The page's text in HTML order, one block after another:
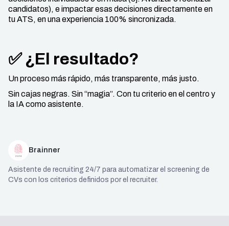
candidatos), e impactar esas decisiones directamente en
tu ATS, en una experiencia 100% sincronizada.
✅ ¿El resultado?
Un proceso más rápido, más transparente, más justo.
Sin cajas negras. Sin “magia”. Con tu criterio en el centro y
la IA como asistente.
Brainner
Asistente de recruiting 24/7 para automatizar el screening de
CVs con los criterios definidos por el recruiter.